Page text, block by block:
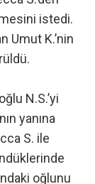
istedi.
Umut K.’nin
N.S.’yi
yanına
S. ile
oğlunu